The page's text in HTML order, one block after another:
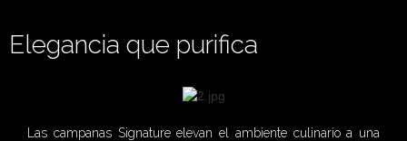
Elegancia que purifica
Las campanas Signature elevan el ambiente culinario a una